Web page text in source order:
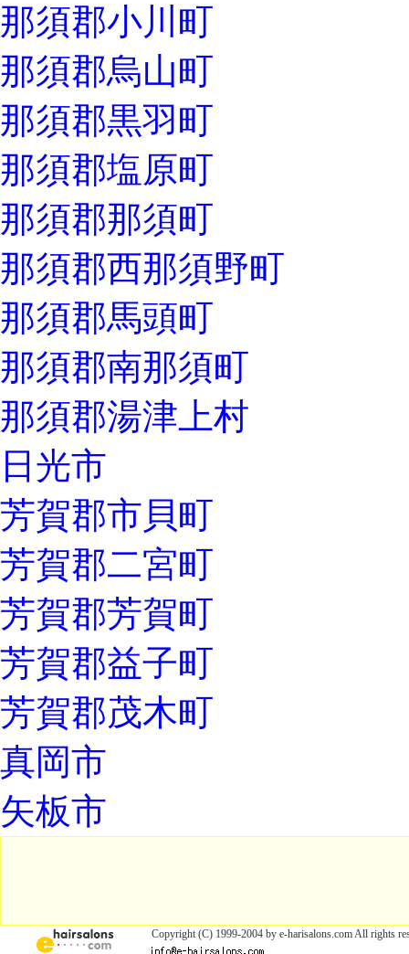
那須郡小川町
那須郡烏山町
那須郡黒羽町
那須郡塩原町
那須郡那須町
那須郡西那須野町
那須郡馬頭町
那須郡南那須町
那須郡湯津上村
日光市
芳賀郡市貝町
芳賀郡二宮町
芳賀郡芳賀町
芳賀郡益子町
芳賀郡茂木町
真岡市
矢板市
Copyright (C) 1999-2004 by e-harisalons.com All rights